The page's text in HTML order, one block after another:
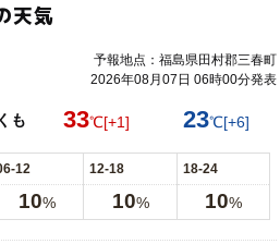
天気
予報地点：福島県田村郡三春町
2026年08月07日 06時00分発表
も
33℃[+1] 23℃[+6]
12 12-18 18-24
10% 10% 10%